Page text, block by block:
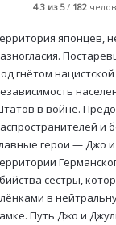
4.3 из 5/ 182
японцев,
гнётом
в войне.
и
герои — Джо
сестры,
в
Путь Джо и